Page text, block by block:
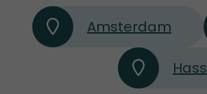
Amsterdam